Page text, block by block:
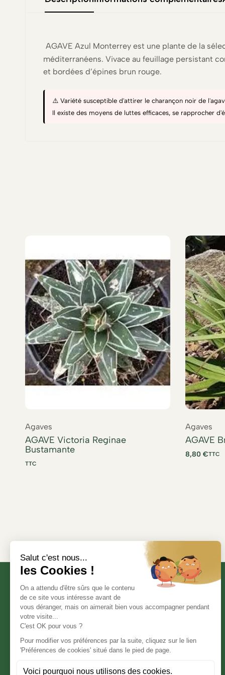
AGAVE Azul Monterrey est une plante de la
méditerranéens. Vivace au feuillage persistant
et bordées d’épines brun rouge.
⚠️ Variété susceptible d'attirer le charançon noir de
Il existe des moyens de luttes efficaces, se rapprocher
Agaves
AGAVE Victoria Reginae
Bustamante
TTC
Agaves
AGAVE
8,80 €TTC
Informations légales
Mention légales
Politique de confidentialité
Conditions générales de vente